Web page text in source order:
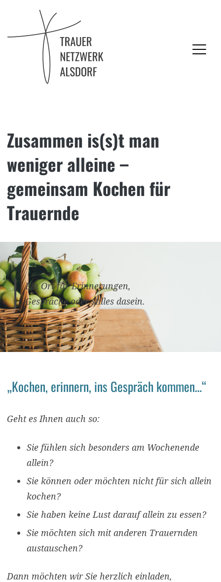
Skip
content
Zusammen is(s)t man
weniger alleine –
gemeinsam Kochen für
Trauernde
Ein Ort für Erinnerungen,
Gespräche oder stilles dasein.
„Kochen, erinnern, ins Gespräch kommen…“
Geht es Ihnen auch so:
Sie fühlen sich besonders am Wochenende
allein?
Sie können oder möchten nicht für sich allein
kochen?
Sie haben keine Lust darauf allein zu essen?
Sie möchten sich mit anderen Trauernden
austauschen?
Dann möchten wir Sie herzlich einladen,